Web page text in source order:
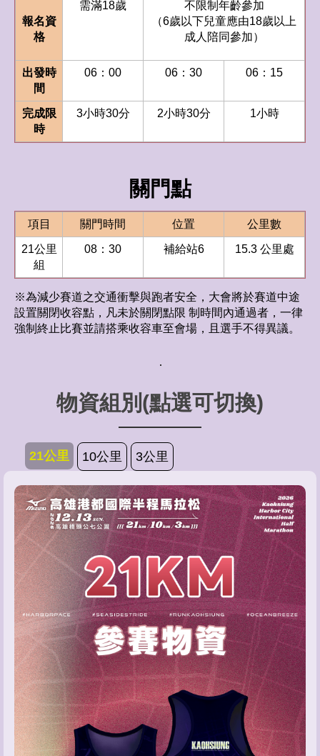
報名資
格
需滿18歲
不限制年齡參加
（6歲以下兒童應由18歲以上
成人陪同參加）
出發時
間
06：00 06：30 06：15
完成限
時
3小時30分 2小時30分 1小時
關門點
項目 關門時間 位置 公里數
21公里
組
08：30 補給站6 15.3 公里處
※為減少賽道之交通衝擊與跑者安全，大會將於賽道中途
設置關閉收容點，凡未於關閉點限 制時間內通過者，一律
強制終止比賽並請搭乘收容車至會場，且選手不得異議。
物資組別(點選可切換)
21公里 10公里 3公里